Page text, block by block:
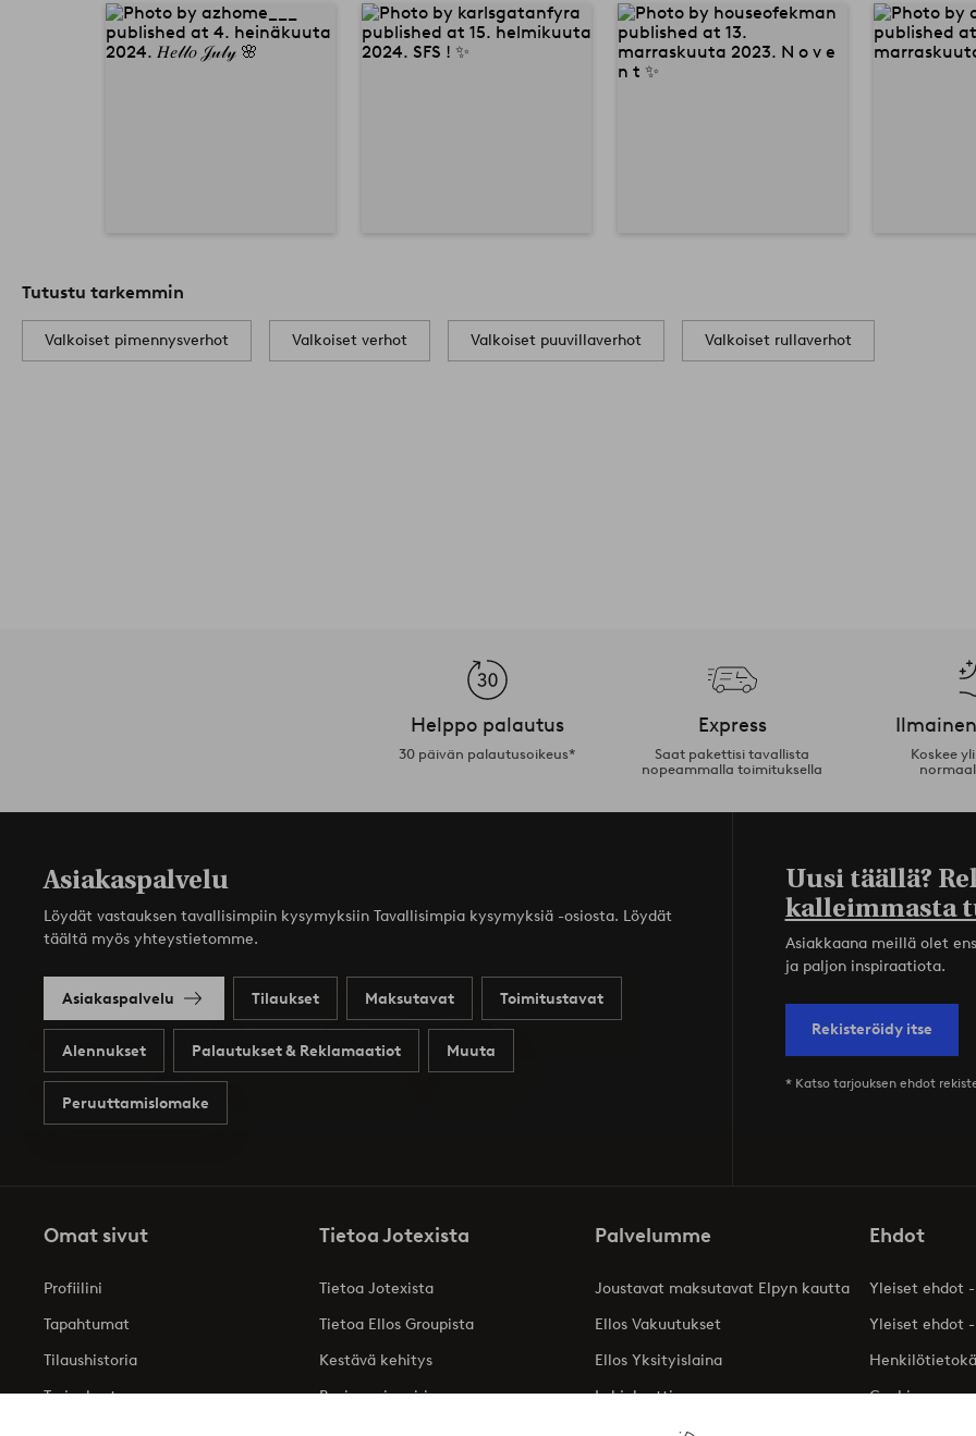
Tutustu tarkemmin
Valkoiset pimennysverhot Valkoiset verhot Valkoiset puuvillaverhot Valkoiset rullaverhot
Helppo palautus
30 päivän palautusoikeus*
Express
Saat pakettisi tavallista
nopeammalla toimituksella
Koskee
Asiakaspalvelu
Löydät vastauksen tavallisimpiin kysymyksiin Tavallisimpia kysymyksiä -osiosta. Löydät
täältä myös yhteystietomme.
Asiakaspalvelu Tilaukset Maksutavat Toimitustavat
Alennukset Palautukset & Reklamaatiot Muuta
Peruuttamislomake
Uusi täällä?
kalleimmasta
Asiakkaana meillä olet
ja paljon inspiraatiota.
Rekisteröidy itse
* Katso tarjouksen ehdot
Omat sivut
Profiilini
Tapahtumat
Tilaushistoria
Tarjoukset
Tietoa Jotexista
Tietoa Jotexista
Tietoa Ellos Groupista
Kestävä kehitys
Business inquiries
Palvelumme
Joustavat maksutavat Elpyn kautta
Ellos Vakuutukset
Ellos Yksityislaina
Lahjakortti
Ehdot
Yleiset ehdot
Yleiset ehdot
Cookies